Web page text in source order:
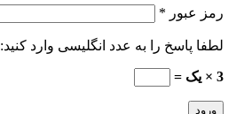
رمز عبور *
لطفا پاسخ را به عدد انگلیسی وارد کنید:
3 × یک =
ورود